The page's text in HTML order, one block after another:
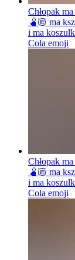
Chłopak
🫄🏼 ma
i ma
Cola emoji
Chłopak
🫄🏼 ma
i ma
Cola emoji